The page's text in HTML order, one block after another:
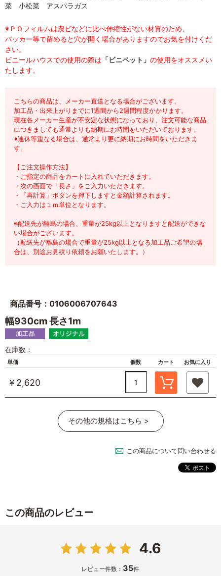
菜 小松菜 アスパラガス
※ＰＯフィルムは農ビなどに比べ伸縮性がない材質のため、
パッカー等で留めると穴が開く場合がありますのでお気を付けくだ
さい。
ビニールハウスでの使用の際は 「ビニペット」 の使用をオススメい
たします。
こちらの商品は、メーカー直送となる場合がございます。
加工品・出来上がりまでに1週間から2週間程度かかります。
現在各メーカー生産が不安定な状態になっており、注文可能な商品
につきましても通常よりも納期にお時間をいただいております。
※連休等重なる場合は、通常より更に納期にお時間をいただきま
す。
【ご注文操作方法】
・ご指定の商品をカートに入れていただきます。
・次の画面で「長さ」をご入力いただきます。
・「再計算」ボタンを押下しますと金額計算されます。
・ご入力は１ｍ単位となります。
※配送先が離島の場合、重量が25kg以上となりますと配送ができな
い場合がございます。
（配送先が離島の場合で重量が25kg以上となる加工品ご希望の場
合は、別途お見積り依頼をお願いたします。）
商品番号：0106006707643
幅930cm 長さ1m
在庫数：
単価 個数 カート お気に入り
￥2,620
その他の規格はこちら >
この商品について問い合わせる
この商品のレビュー
4.6
レビュー件数： 35件